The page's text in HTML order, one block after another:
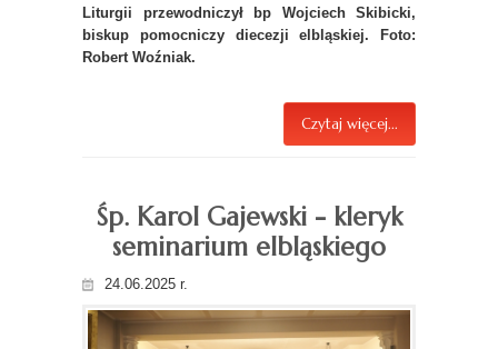
Liturgii przewodniczył bp Wojciech Skibicki,
biskup pomocniczy diecezji elbląskiej. Foto:
Robert Woźniak.
Czytaj więcej...
Śp. Karol Gajewski - kleryk
seminarium elbląskiego
24.06.2025 r.